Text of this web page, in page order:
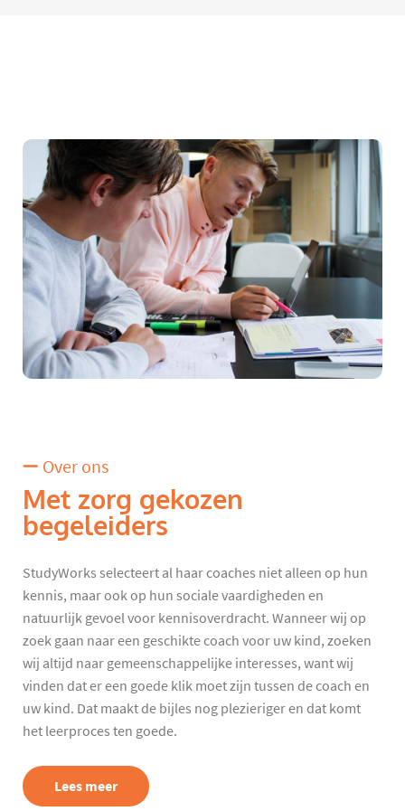
Over ons
Met zorg gekozen
begeleiders
StudyWorks selecteert al haar coaches niet alleen op hun
kennis, maar ook op hun sociale vaardigheden en
natuurlijk gevoel voor kennisoverdracht. Wanneer wij op
zoek gaan naar een geschikte coach voor uw kind, zoeken
wij altijd naar gemeenschappelijke interesses, want wij
vinden dat er een goede klik moet zijn tussen de coach en
uw kind. Dat maakt de bijles nog plezieriger en dat komt
het leerproces ten goede.
Lees meer